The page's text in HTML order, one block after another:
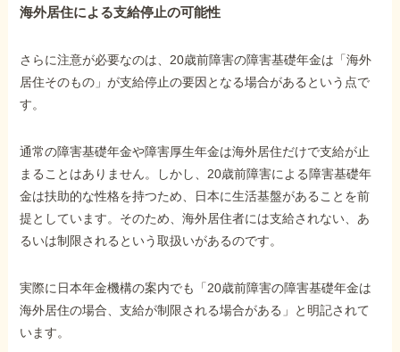
海外居住による支給停止の可能性
さらに注意が必要なのは、20歳前障害の障害基礎年金は「海外
居住そのもの」が支給停止の要因となる場合があるという点で
す。
通常の障害基礎年金や障害厚生年金は海外居住だけで支給が止
まることはありません。しかし、20歳前障害による障害基礎年
金は扶助的な性格を持つため、日本に生活基盤があることを前
提としています。そのため、海外居住者には支給されない、あ
るいは制限されるという取扱いがあるのです。
実際に日本年金機構の案内でも「20歳前障害の障害基礎年金は
海外居住の場合、支給が制限される場合がある」と明記されて
います。